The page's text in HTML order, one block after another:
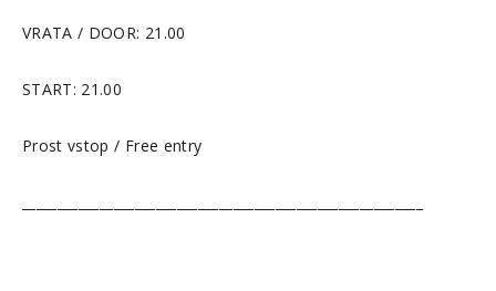
VRATA / DOOR: 21.00
START: 21.00
Prost vstop / Free entry